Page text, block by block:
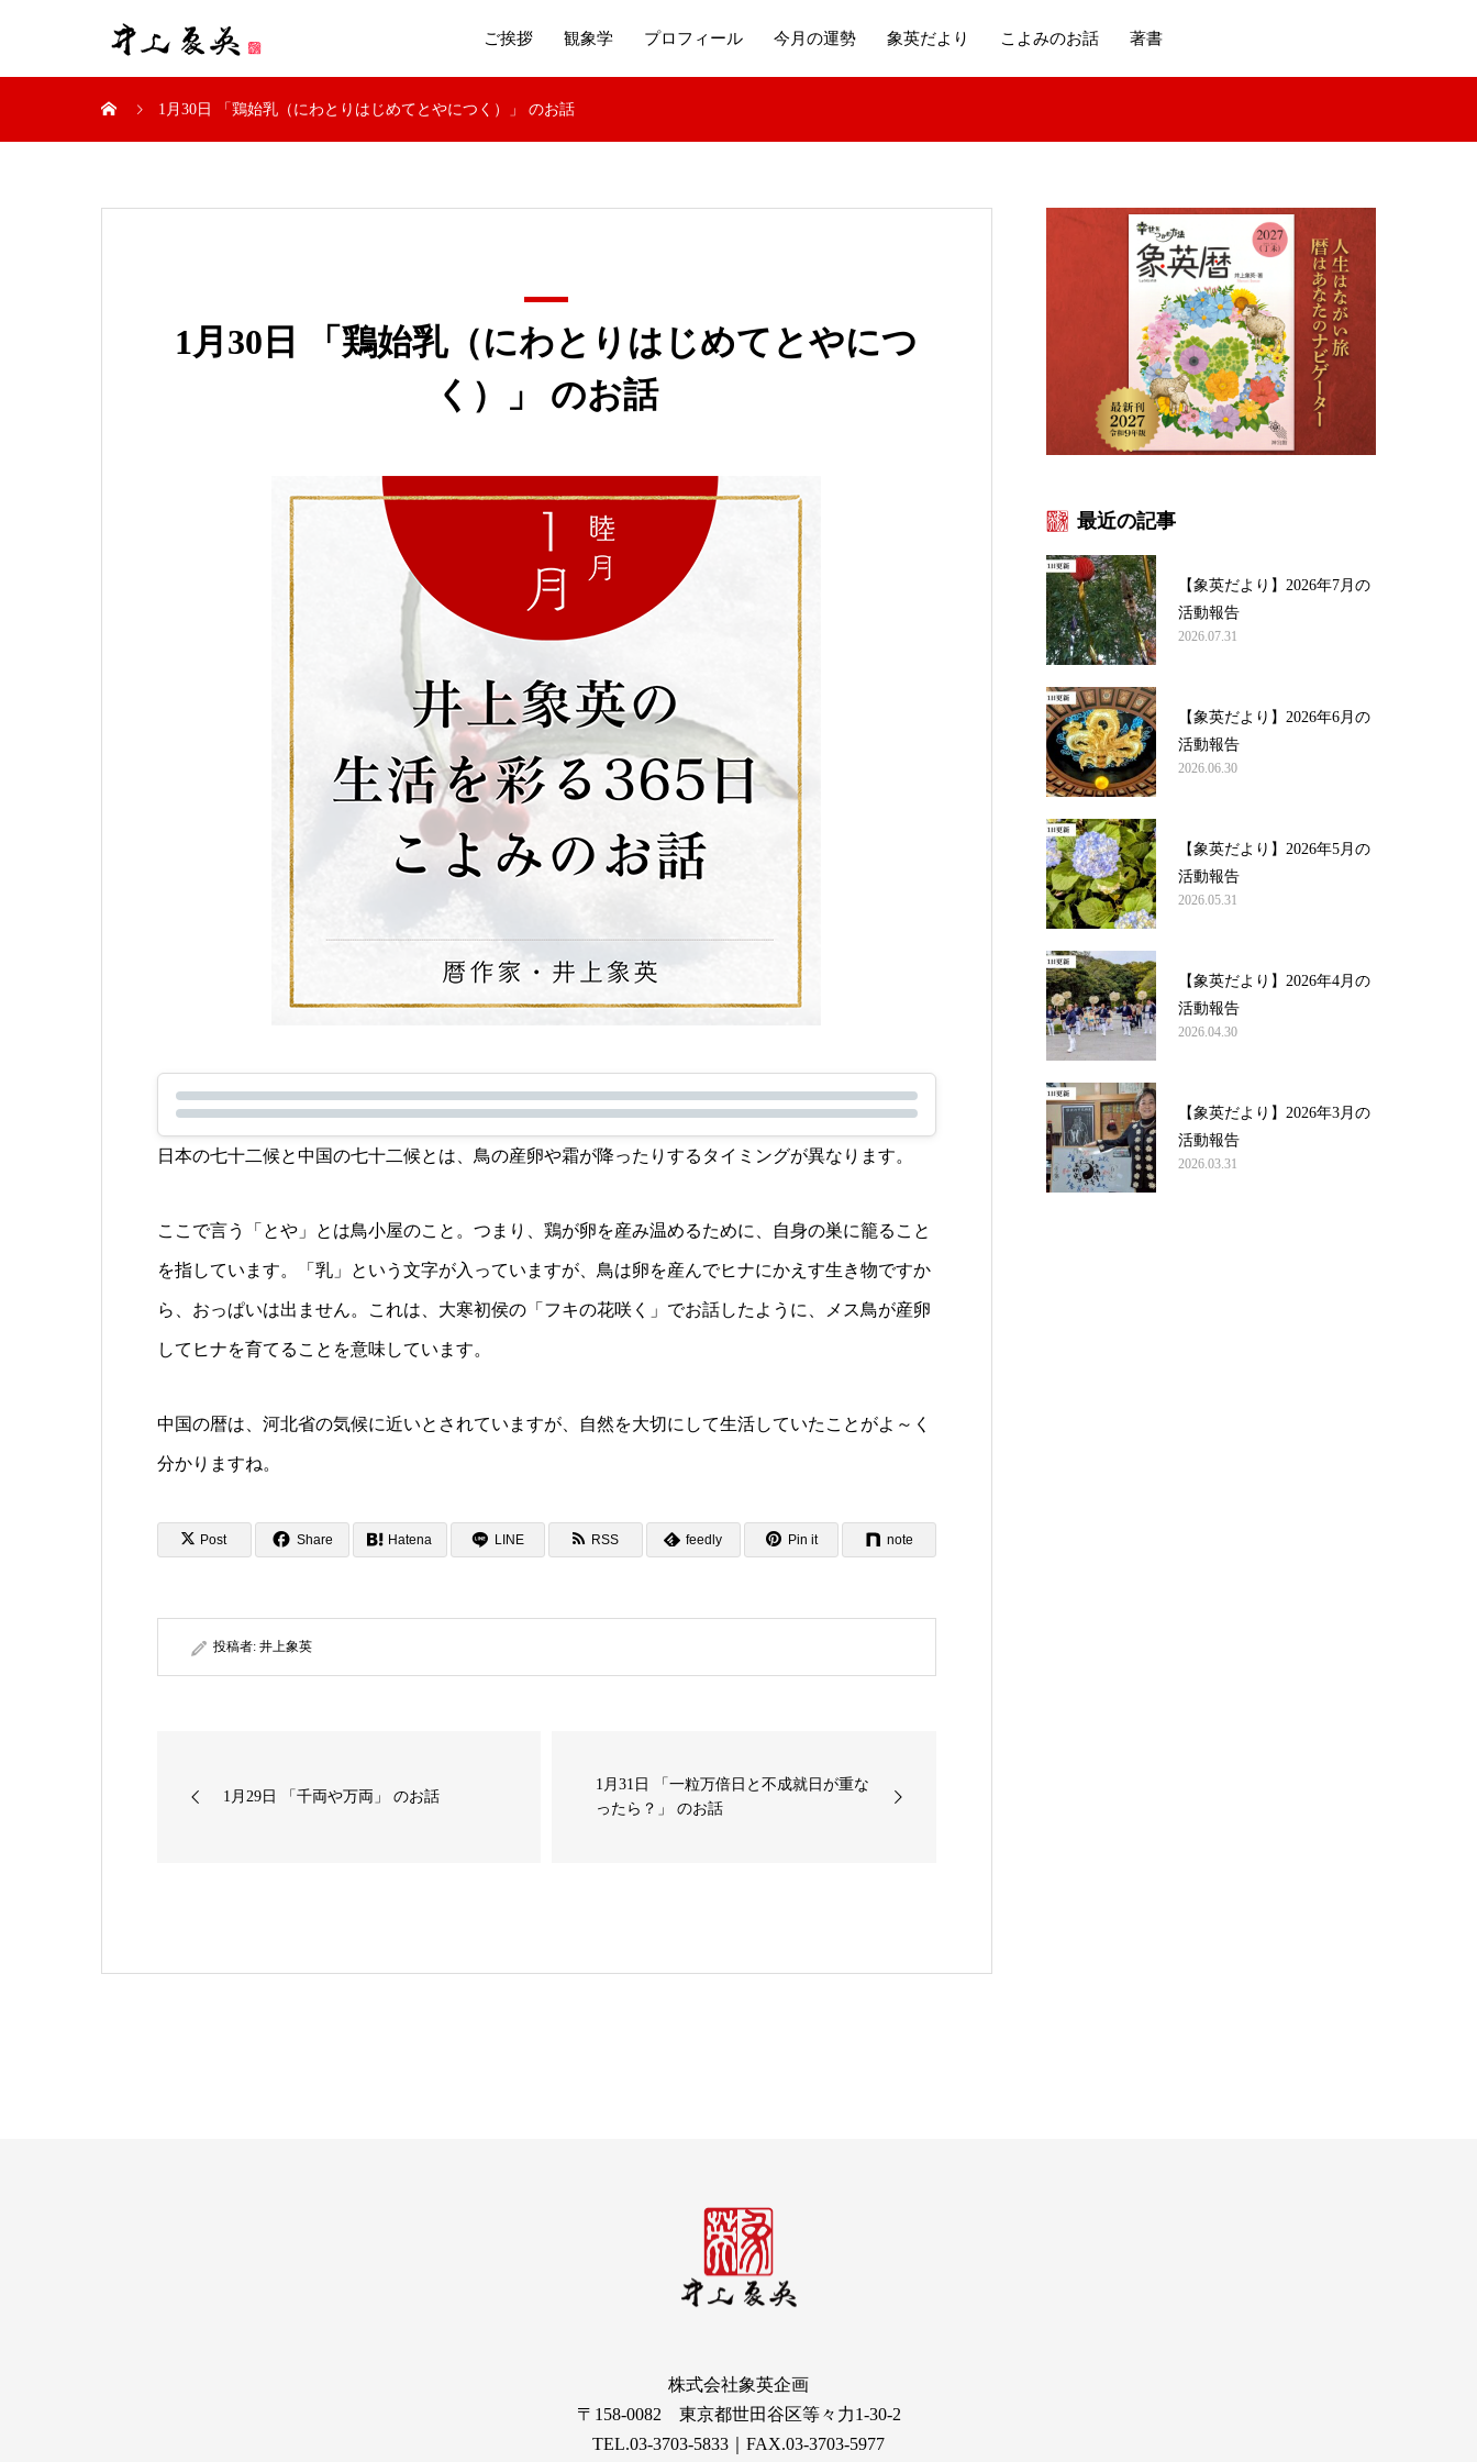
ご挨拶 観象学 プロフィール 今月の運勢 象英だより こよみのお話 著書
1月30日 「鶏始乳（にわとりはじめてとやにつく）」 のお話
1月30日 「鶏始乳（にわとりはじめてとやにつ
く）」 のお話
日本の七十二候と中国の七十二候とは、鳥の産卵や霜が降ったりするタイミングが異なります。
ここで言う「とや」とは鳥小屋のこと。つまり、鶏が卵を産み温めるために、自身の巣に籠ること
を指しています。「乳」という文字が入っていますが、鳥は卵を産んでヒナにかえす生き物ですか
ら、おっぱいは出ません。これは、大寒初侯の「フキの花咲く」でお話したように、メス鳥が産卵
してヒナを育てることを意味しています。
中国の暦は、河北省の気候に近いとされていますが、自然を大切にして生活していたことがよ～く
分かりますね。
Post Share Hatena LINE RSS feedly Pin it note
投稿者: 井上象英
1月29日 「千両や万両」 のお話
1月31日 「一粒万倍日と不成就日が重な
ったら？」 のお話
最近の記事
【象英だより】2026年7月の
活動報告
2026.07.31
【象英だより】2026年6月の
活動報告
2026.06.30
【象英だより】2026年5月の
活動報告
2026.05.31
【象英だより】2026年4月の
活動報告
2026.04.30
【象英だより】2026年3月の
活動報告
2026.03.31
株式会社象英企画
〒158-0082 東京都世田谷区等々力1-30-2
TEL.03-3703-5833｜FAX.03-3703-5977